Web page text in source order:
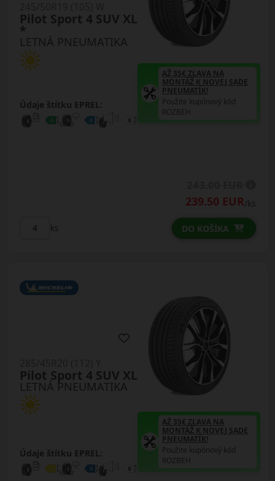
LETNÁ PNEUMATIKA
Pilot Sport 4 SUV XL
*
Údaje štítku EPREL:
AŽ 35€ ZĽAVA NA
MONTÁŽ K NOVEJ SADE
PNEUMATÍK!
Použite kupónový kód
ROZBEH
239.50 EUR/ks
ks DO KOŠÍKA
LETNÁ PNEUMATIKA
Pilot Sport 4 SUV XL
Údaje štítku EPREL:
AŽ 35€ ZĽAVA NA
MONTÁŽ K NOVEJ SADE
PNEUMATÍK!
Použite kupónový kód
ROZBEH